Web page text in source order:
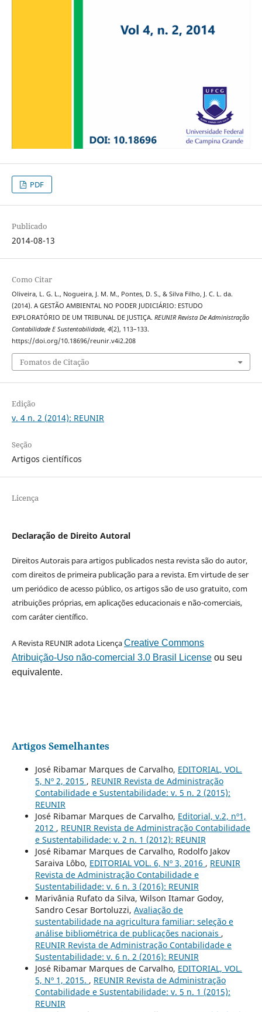
PDF
Publicado
2014-08-13
Como Citar
Oliveira, L. G. L., Nogueira, J. M. M., Pontes, D. S., & Silva Filho, J. C. L. da.
(2014). A GESTÃO AMBIENTAL NO PODER JUDICIÁRIO: ESTUDO
EXPLORATÓRIO DE UM TRIBUNAL DE JUSTIÇA. REUNIR Revista De Administração
Contabilidade E Sustentabilidade, 4(2), 113–133.
https://doi.org/10.18696/reunir.v4i2.208
Fomatos de Citação
Edição
v. 4 n. 2 (2014): REUNIR
Seção
Artigos científicos
Licença
Declaração de Direito Autoral
Direitos Autorais para artigos publicados nesta revista são do autor,
com direitos de primeira publicação para a revista. Em virtude de ser
um periódico de acesso público, os artigos são de uso gratuito, com
atribuições próprias, em aplicações educacionais e não-comerciais,
com caráter científico.
A Revista REUNIR adota LicençaCreative Commons
Atribuição-Uso não-comercial 3.0 Brasil Licenseou seu
equivalente.
Artigos Semelhantes
José Ribamar Marques de Carvalho, EDITORIAL, VOL.
5, Nº 2, 2015 , REUNIR Revista de Administração
Contabilidade e Sustentabilidade: v. 5 n. 2 (2015):
REUNIR
José Ribamar Marques de Carvalho, Editorial, v.2, nº1,
2012 , REUNIR Revista de Administração Contabilidade
e Sustentabilidade: v. 2 n. 1 (2012): REUNIR
José Ribamar Marques de Carvalho, Rodolfo Jakov
Saraiva Lôbo, EDITORIAL VOL. 6, Nº 3, 2016 , REUNIR
Revista de Administração Contabilidade e
Sustentabilidade: v. 6 n. 3 (2016): REUNIR
Marivânia Rufato da Silva, Wilson Itamar Godoy,
Sandro Cesar Bortoluzzi, Avaliação de
sustentabilidade na agricultura familiar: seleção e
análise bibliométrica de publicações nacionais ,
REUNIR Revista de Administração Contabilidade e
Sustentabilidade: v. 6 n. 2 (2016): REUNIR
José Ribamar Marques de Carvalho, EDITORIAL, VOL.
5, Nº 1, 2015. , REUNIR Revista de Administração
Contabilidade e Sustentabilidade: v. 5 n. 1 (2015):
REUNIR